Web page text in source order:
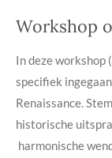
Workshop
In deze
specifiek
Renaissance.
historische
harmonische